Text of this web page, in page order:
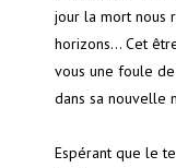
jour la mort nous
horizons... Cet
vous une foule
dans sa nouvelle
Espérant que le